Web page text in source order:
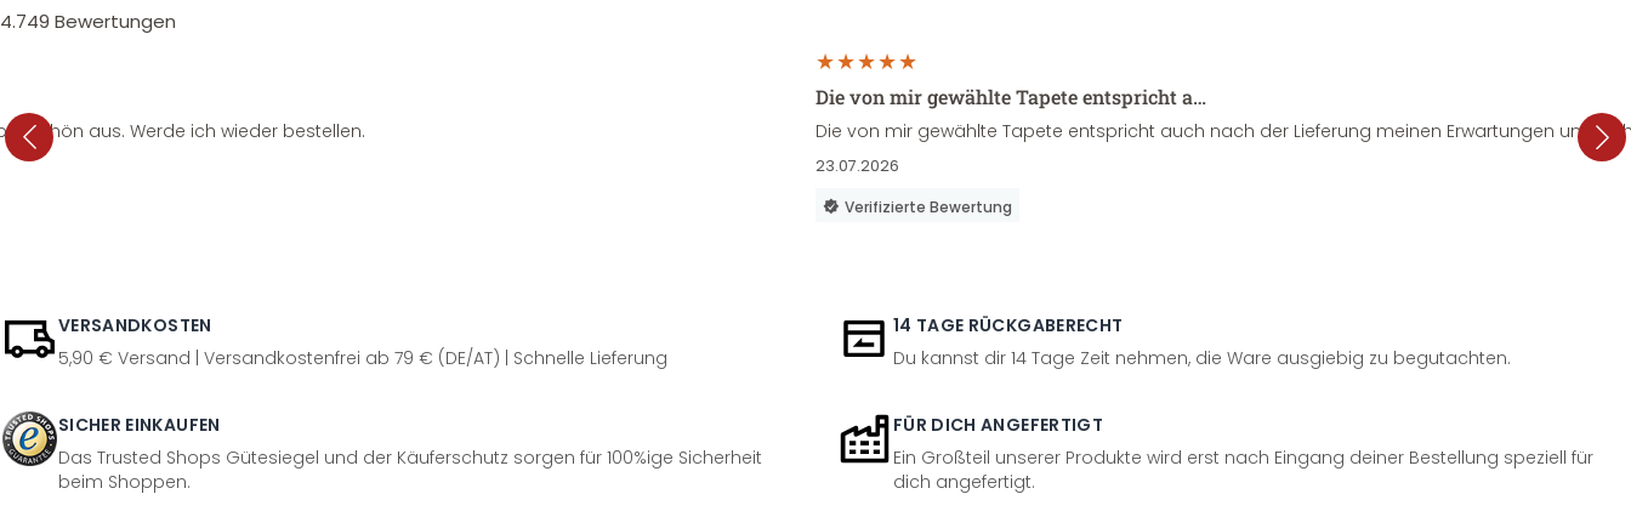
4.749 Bewertungen
schön aus. Werde ich wieder bestellen.
Die von mir gewählte Tapete entspricht a…
Die von mir gewählte Tapete entspricht auch nach der Lieferung meinen Erwartungen und
23.07.2026
Verifizierte Bewertung
VERSANDKOSTEN
5,90 € Versand | Versandkostenfrei ab 79 € (DE/AT) | Schnelle Lieferung
14 TAGE RÜCKGABERECHT
Du kannst dir 14 Tage Zeit nehmen, die Ware ausgiebig zu begutachten.
SICHER EINKAUFEN
Das Trusted Shops Gütesiegel und der Käuferschutz sorgen für 100%ige Sicherheit
beim Shoppen.
FÜR DICH ANGEFERTIGT
Ein Großteil unserer Produkte wird erst nach Eingang deiner Bestellung speziell für
dich angefertigt.